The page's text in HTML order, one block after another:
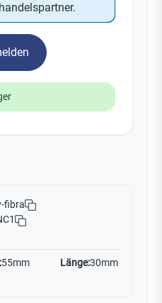
fibra
55mm Länge:30mm